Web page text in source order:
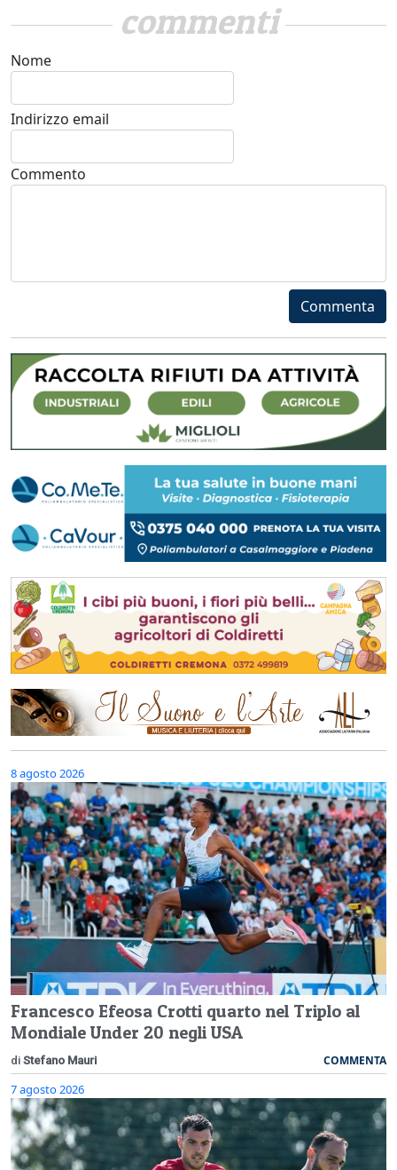
commenti
Nome
Indirizzo email
Commento
Commenta
8 agosto 2026
Francesco Efeosa Crotti quarto nel Triplo al
Mondiale Under 20 negli USA
di Stefano Mauri COMMENTA
7 agosto 2026